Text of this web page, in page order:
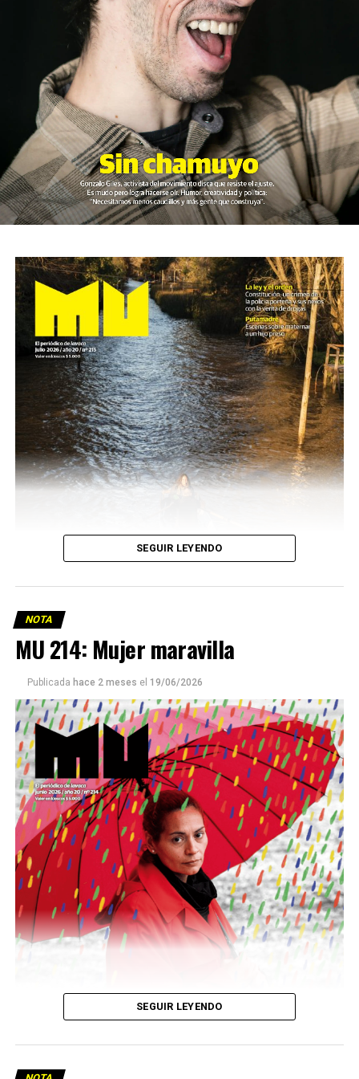
Este número 215 de MU ☝️viene con doble tapa, que
podría ser una frase:
Sin chamuyo, a remarla.
Descargar la Mu en PDF
SEGUIR LEYENDO
NOTA
MU 214: Mujer maravilla
Publicada hace 2 meses el 19/06/2026
SEGUIR LEYENDO